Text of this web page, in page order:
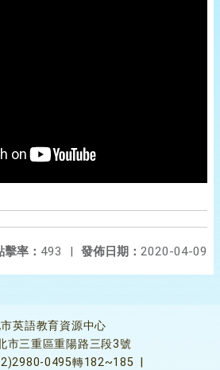
發佈日期： 2020-04-09
擊率： 493 |
英語教育資源中心
市三重區重陽路三段3號
0495轉182~185